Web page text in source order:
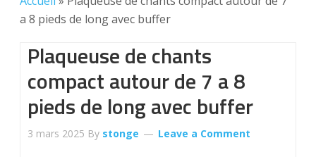
a 8 pieds de long avec buffer
Plaqueuse de chants
compact autour de 7 a 8
pieds de long avec buffer
3 mars 2025 By stonge Leave a Comment